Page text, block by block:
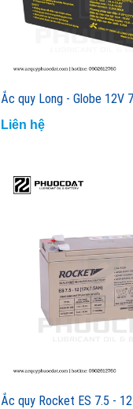
Liên hệ
Ắc quy Rocket ES 7.5 - 12